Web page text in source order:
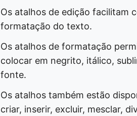
Os atalhos de edição facilitam
formatação do texto.
Os atalhos de formatação
colocar em negrito, itálico,
fonte.
Os atalhos também estão
criar, inserir, excluir, mesclar,